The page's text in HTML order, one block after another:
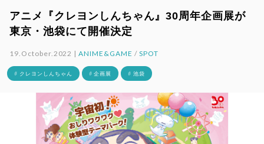
アニメ『クレヨンしんちゃん』30周年企画展が
東京・池袋にて開催決定
19.October.2022 |ANIME&GAME / SPOT
# クレヨンしんちゃん # 企画展 # 池袋